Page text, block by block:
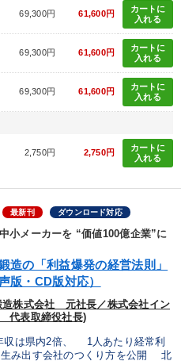
69,300円 61,600円
カートに
入れる
69,300円 61,600円
カートに
入れる
69,300円 61,600円
カートに
入れる
2,750円 2,750円
カートに
入れる
最新刊 ダウンロード対応
小メーカーを “価値100億企業”に
造の「利益爆発の経営法則」
版・CD版対応）
株式会社 元社長／株式会社イン
代表取締役社長)
収は県内2倍、 1人あたり経常利
み出す会社のつくり方を公開 北